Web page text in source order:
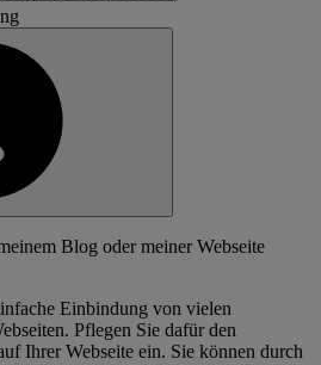
Blog oder meiner Webseite
Einbindung von vielen
Pflegen Sie dafür den
Ihrer Webseite ein. Sie können durch